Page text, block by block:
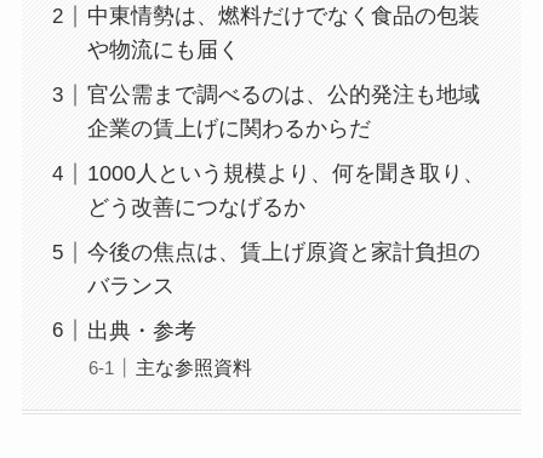
中東情勢は、燃料だけでなく食品の包装
や物流にも届く
官公需まで調べるのは、公的発注も地域
企業の賃上げに関わるからだ
1000人という規模より、何を聞き取り、
どう改善につなげるか
今後の焦点は、賃上げ原資と家計負担の
バランス
出典・参考
主な参照資料